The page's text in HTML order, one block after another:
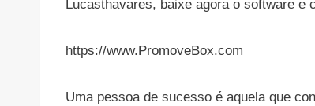
Lucasthavares, baixe agora o software e
https://www.PromoveBox.com
Uma pessoa de sucesso é aquela que